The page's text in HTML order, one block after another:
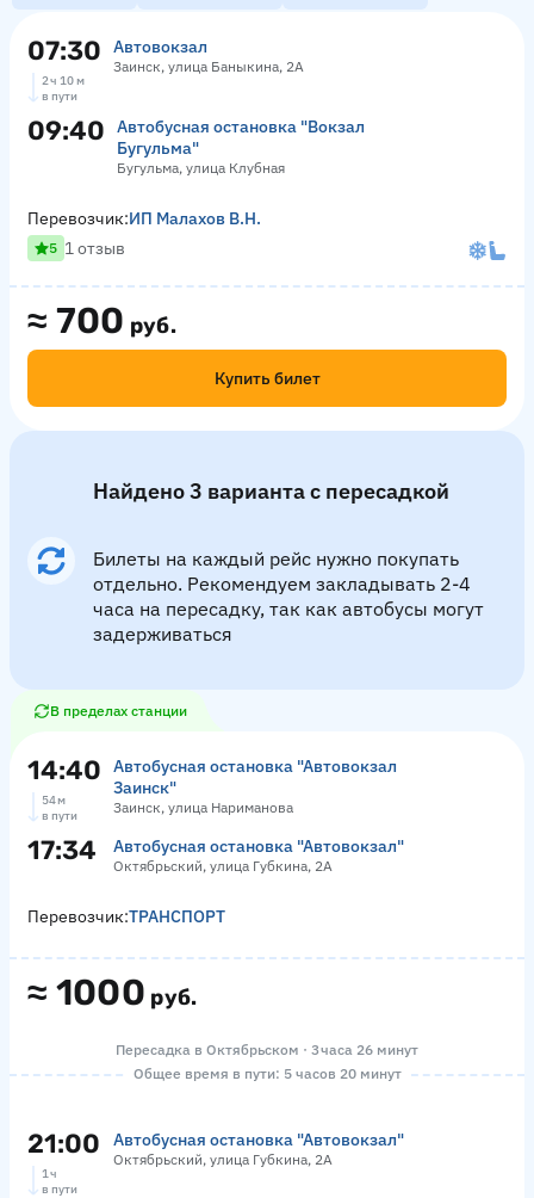
07:30 Автовокзал
Заинск, улица Баныкина, 2А
2 ч 10 м
в пути
09:40
Автобусная остановка "Вокзал
Бугульма"
Бугульма, улица Клубная
≈ 700 руб.
Купить билет
Перевозчик:ИП Малахов В.Н.
5 1 отзыв
Найдено 3 варианта с пересадкой
Билеты на каждый рейс нужно покупать
отдельно. Рекомендуем закладывать 2-4
часа на пересадку, так как автобусы могут
задерживаться
В пределах станции
14:40
Автобусная остановка "Автовокзал
Заинск"
Заинск, улица Нариманова
54 м
в пути
17:34 Автобусная остановка "Автовокзал"
Октябрьский, улица Губкина, 2А
≈ 1000 руб.
Перевозчик:ТРАНСПОРТ
Пересадка в Октябрьском · 3 часа 26 минут
Общее время в пути: 5 часов 20 минут
21:00 Автобусная остановка "Автовокзал"
Октябрьский, улица Губкина, 2А
1 ч
в пути